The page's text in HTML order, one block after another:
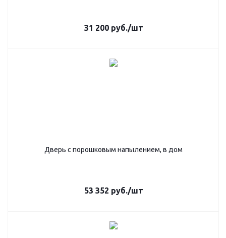
31 200руб./шт
Дверь с порошковым напылением, в дом
53 352 руб./шт